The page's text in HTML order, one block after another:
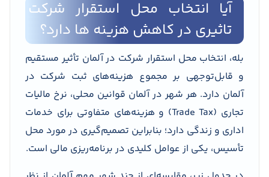
آیا انتخاب محل استقرار شرکت
تاثیری در کاهش هزینه ها دارد؟
بله، انتخاب محل استقرار شرکت در آلمان تأثیر مستقیم
و قابل‌توجهی بر مجموع هزینه‌های ثبت شرکت در
آلمان دارد. هر شهر در آلمان قوانین محلی، نرخ مالیات
تجاری (Trade Tax) و هزینه‌های متفاوتی برای خدمات
اداری و زندگی دارد؛ بنابراین تصمیم‌گیری در مورد محل
تأسیس، یکی از عوامل کلیدی در برنامه‌ریزی مالی است.